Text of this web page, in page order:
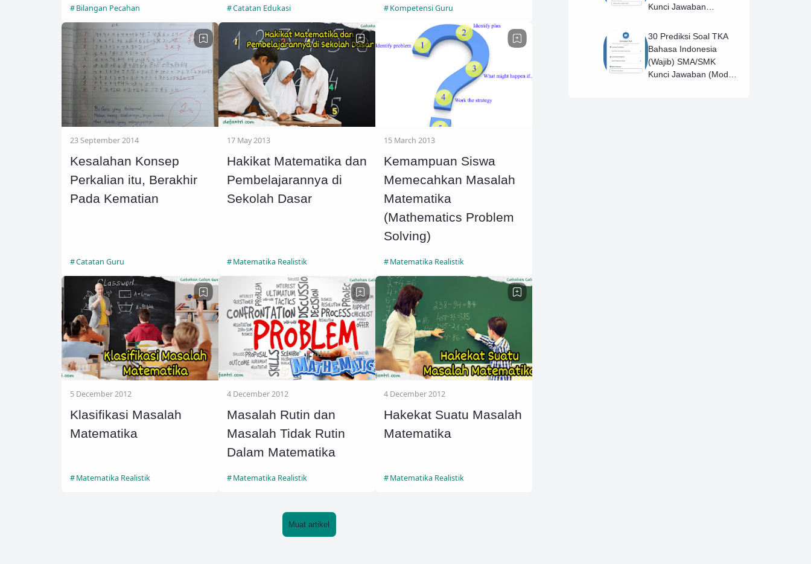
Bilangan Pecahan Catatan Edukasi Kompetensi Guru
23 September 2014
Kesalahan Konsep
Perkalian itu, Berakhir
Pada Kematian
Catatan Guru
17 May 2013
Hakikat Matematika dan
Pembelajarannya di
Sekolah Dasar
Matematika Realistik
15 March 2013
Kemampuan Siswa
Memecahkan Masalah
Matematika
(Mathematics Problem
Solving)
Matematika Realistik
5 December 2012
Klasifikasi Masalah
Matematika
Matematika Realistik
4 December 2012
Masalah Rutin dan
Masalah Tidak Rutin
Dalam Matematika
Matematika Realistik
4 December 2012
Hakekat Suatu Masalah
Matematika
Matematika Realistik
Muat artikel
Kunci Jawaban
30 Prediksi Soal TKA
Bahasa Indonesia
(Wajib) SMA/SMK
Kunci Jawaban (Model